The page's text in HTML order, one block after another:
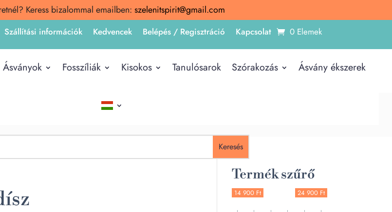
Keress bizalommal emailben: szelenitspirit@gmail.com
Szállítási információk Kedvencek Belépés / Regisztráció Kapcsolat 0 Elemek
Ásványok Fosszíliák Kisokos Tanulósarok Szórakozás Ásvány ékszerek
Termék szűrő
14 900 Ft 24 900 Ft